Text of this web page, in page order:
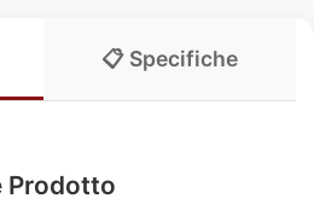
📋 Specifiche
Prodotto